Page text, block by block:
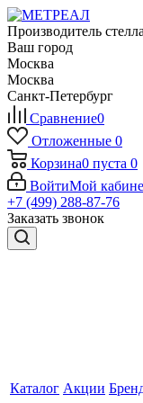
Производитель
Ваш город
Москва
Москва
Санкт-Петербург
Сравнение0
Отложенные 0
Корзина0 пуста 0
ВойтиМой
+7 (499) 288-87-76
Заказать звонок
Каталог Акции